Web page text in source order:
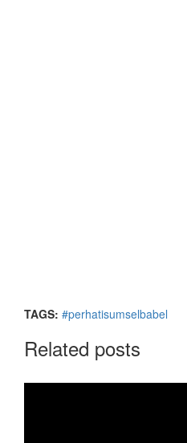
TAGS: #perhatisumselbabel
Related posts